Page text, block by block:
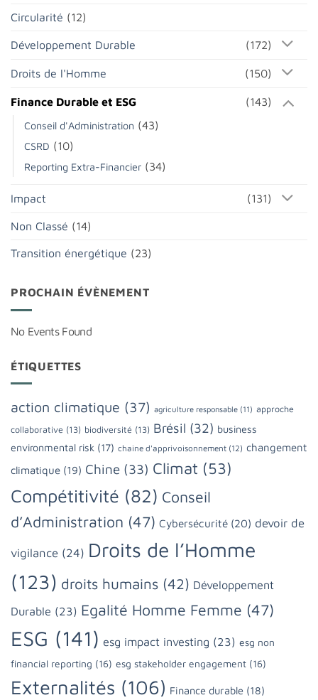
Circularité (12)
Développement Durable (172)
Droits de l'Homme (150)
Finance Durable et ESG (143)
Conseil d'Administration (43)
CSRD (10)
Reporting Extra-Financier (34)
Impact (131)
Non Classé (14)
Transition énergétique (23)
PROCHAIN ÉVÈNEMENT
No Events Found
ÉTIQUETTES
action climatique (37) agriculture responsable (11) approche
collaborative (13) biodiversité (13) Brésil (32) business
environmental risk (17) chaine d'apprivoisonnement (12) changement
climatique (19) Chine (33) Climat (53)
Compétitivité (82) Conseil
d’Administration (47) Cybersécurité (20) devoir de
vigilance (24) Droits de l’Homme
(123) droits humains (42) Développement
Durable (23) Egalité Homme Femme (47)
ESG (141) esg impact investing (23) esg non
financial reporting (16) esg stakeholder engagement (16)
Externalités (106) Finance durable (18)